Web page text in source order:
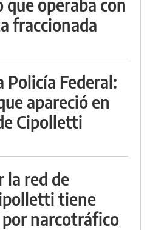
operaba con
fraccionada
Policía Federal:
apareció en
Cipolletti
la red de
tiene
narcotráfico